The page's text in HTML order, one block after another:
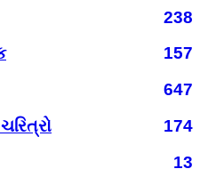
238
157
647
174
13